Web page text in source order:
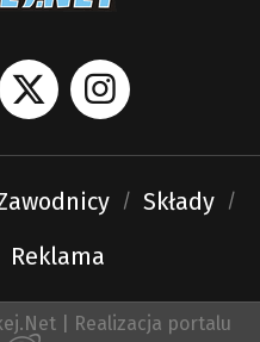
Składy
Reklama
| Realizacja portalu